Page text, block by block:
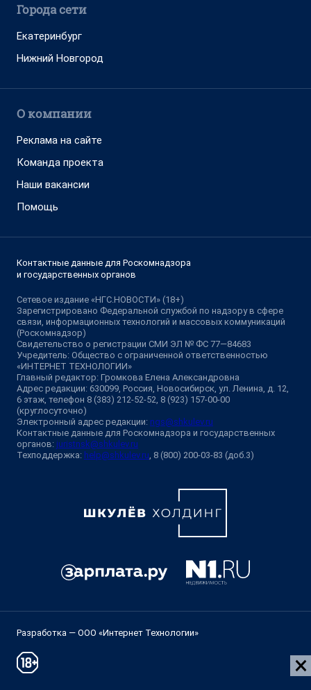
Города сети
Екатеринбург
Нижний Новгород
О компании
Реклама на сайте
Команда проекта
Наши вакансии
Помощь
Контактные данные для Роскомнадзора
и государственных органов
Сетевое издание «НГС.НОВОСТИ» (18+)
Зарегистрировано Федеральной службой по надзору в сфере
связи, информационных технологий и массовых коммуникаций
(Роскомнадзор)
Свидетельство о регистрации СМИ ЭЛ № ФС 77—84683
Учредитель: Общество с ограниченной ответственностью
«ИНТЕРНЕТ ТЕХНОЛОГИИ»
Главный редактор: Громкова Елена Александровна
Адрес редакции: 630099, Россия, Новосибирск, ул. Ленина, д. 12,
6 этаж, телефон 8 (383) 212-52-52, 8 (923) 157-00-00
(круглосуточно)
Электронный адрес редакции: ngs@shkulev.ru
Контактные данные для Роскомнадзора и государственных
органов: juristnsk@shkulev.ru
Техподдержка: help@shkulev.ru , 8 (800) 200-03-83 (доб.3)
Разработка — ООО «Интернет Технологии»